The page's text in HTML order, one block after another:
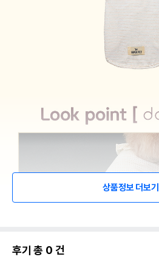
상품정보 더보기
후기 총 0 건